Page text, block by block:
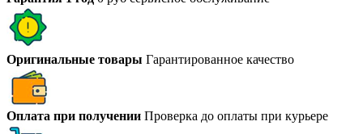
Оригинальные товары Гарантированное качество
Оплата при получении Проверка до оплаты при курьере